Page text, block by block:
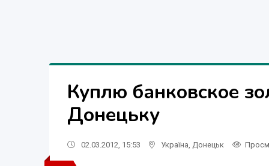
Куплю банковское
Донецьку
02.03.2012, 15:53 Україна Донецьк